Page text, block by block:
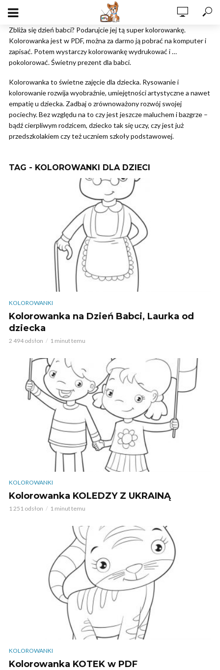
Zbliża się dzień babci? Podarujcie jej tą super kolorowankę.
Kolorowanka jest w PDF, można za darmo ją pobrać na komputer i
zapisać. Potem wystarczy kolorowankę wydrukować i …
pokolorować. Świetny prezent dla babci.
Kolorowanka to świetne zajęcie dla dziecka. Rysowanie i
kolorowanie rozwija wyobraźnie, umiejętności artystyczne a nawet
empatię u dziecka. Zadbaj o zrównoważony rozwój swojej
pociechy. Bez względu na to czy jest jeszcze maluchem i bazgrze –
bądź cierpliwym rodzicem, dziecko tak się uczy, czy jest już
przedszkolakiem czy też uczniem szkoły podstawowej.
TAG - KOLOROWANKI DLA DZIECI
KOLOROWANKI
Kolorowanka na Dzień Babci, Laurka od
dziecka
2 494 odsłon 1 minut temu
KOLOROWANKI
Kolorowanka KOLEDZY Z UKRAINĄ
1 251 odsłon 1 minut temu
KOLOROWANKI
Kolorowanka KOTEK w PDF